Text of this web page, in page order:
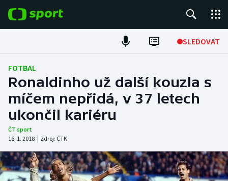
SLEDOVAT
Fotbal
Hokej
Tenis
Atletika
Cyklistika
FOTBAL
Ronaldinho už další kouzla s
míčem nepřidá, v 37 letech
ukončil kariéru
ČT sport
16. 1. 2018 | Zdroj: ČTK